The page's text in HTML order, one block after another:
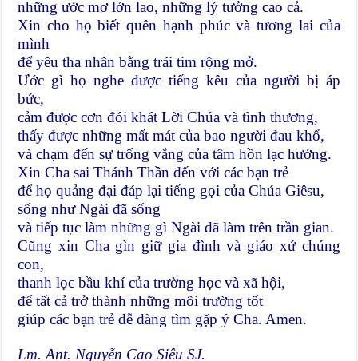
những ước mơ lớn lao, những lý tưởng cao cả.
Xin cho họ biết quên hạnh phúc và tương lai của
mình
để yêu tha nhân bằng trái tim rộng mở.
Ước gì họ nghe được tiếng kêu của người bị áp
bức,
cảm được cơn đói khát Lời Chúa và tình thương,
thấy được những mất mát của bao người đau khổ,
và chạm đến sự trống vắng của tâm hồn lạc hướng.
Xin Cha sai Thánh Thần đến với các bạn trẻ
để họ quảng đại đáp lại tiếng gọi của Chúa Giêsu,
sống như Ngài đã sống
và tiếp tục làm những gì Ngài đã làm trên trần gian.
Cũng xin Cha gìn giữ gia đình và giáo xứ chúng
con,
thanh lọc bầu khí của trường học và xã hội,
để tất cả trở thành những môi trường tốt
giúp các bạn trẻ dễ dàng tìm gặp ý Cha. Amen.
Lm. Ant. Nguyễn Cao Siêu SJ.